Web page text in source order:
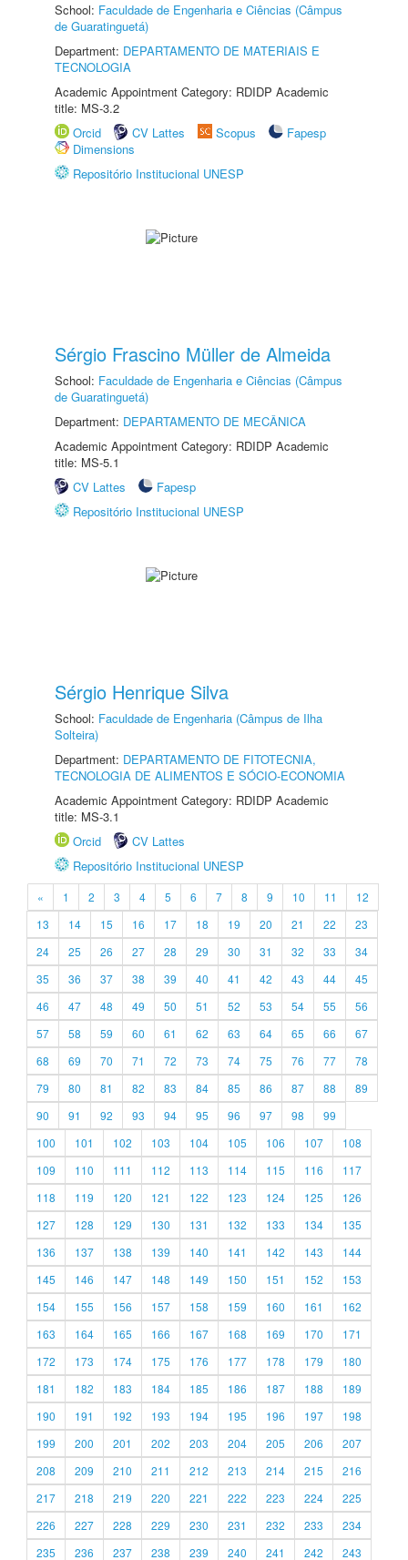
School: Faculdade de Engenharia e Ciências (Câmpus
de Guaratinguetá)
Department: DEPARTAMENTO DE MATERIAIS E
TECNOLOGIA
Academic Appointment Category: RDIDP Academic
title: MS-3.2
Orcid
CV Lattes Scopus
Fapesp
Dimensions
Repositório Institucional UNESP
Sérgio Frascino Müller de Almeida
School: Faculdade de Engenharia e Ciências (Câmpus
de Guaratinguetá)
Department: DEPARTAMENTO DE MECÂNICA
Academic Appointment Category: RDIDP Academic
title: MS-5.1
CV Lattes
Fapesp
Repositório Institucional UNESP
Sérgio Henrique Silva
School: Faculdade de Engenharia (Câmpus de Ilha
Solteira)
Department: DEPARTAMENTO DE FITOTECNIA,
TECNOLOGIA DE ALIMENTOS E SÓCIO-ECONOMIA
Academic Appointment Category: RDIDP Academic
title: MS-3.1
Orcid
CV Lattes
Repositório Institucional UNESP
« 1 2 3 4 5 6 7 8 9 10 11
12
13
14 15 16 17 18 19 20 21 22
23
24
25 26 27 28 29 30 31 32 33
34
35
36 37 38 39 40 41 42 43 44
45
46
47 48 49 50 51 52 53 54 55
56
57
58 59 60 61 62 63 64 65 66
67
68
69 70 71 72 73 74 75 76 77
78
79
80 81 82 83 84 85 86 87 88
89
90
91 92 93 94 95 96 97 98
99
100
101 102 103 104 105 106 107
108
109
110 111 112 113 114 115 116
117
118
119 120 121 122 123 124 125
126
127
128 129 130 131 132 133 134
135
136
137 138 139 140 141 142 143
144
145
146 147 148 149 150 151 152
153
154
155 156 157 158 159 160 161
162
163
164 165 166 167 168 169 170
171
172
173 174 175 176 177 178 179
180
181
182 183 184 185 186 187 188
189
190
191 192 193 194 195 196 197
198
199
200 201 202 203 204 205 206
207
208
209 210 211 212 213 214 215
216
217
218 219 220 221 222 223 224
225
226
227 228 229 230 231 232 233
234
235
236 237 238 239 240 241 242 243